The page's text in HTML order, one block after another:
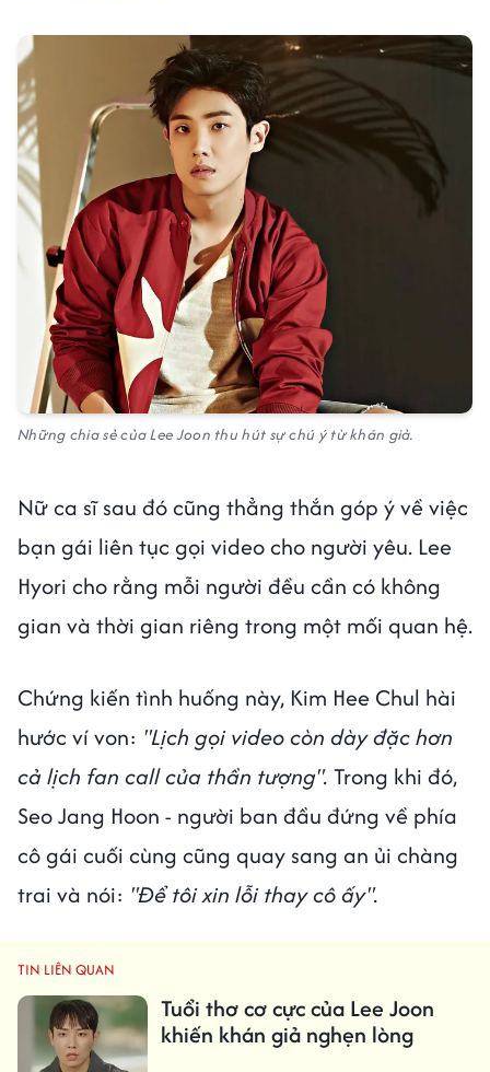
Những chia sẻ của Lee Joon thu hút sự chú ý từ khán giả.
Nữ ca sĩ sau đó cũng thẳng thắn góp ý về việc
bạn gái liên tục gọi video cho người yêu. Lee
Hyori cho rằng mỗi người đều cần có không
gian và thời gian riêng trong một mối quan hệ.
Chứng kiến tình huống này, Kim Hee Chul hài
hước ví von: "Lịch gọi video còn dày đặc hơn
cả lịch fan call của thần tượng". Trong khi đó,
Seo Jang Hoon - người ban đầu đứng về phía
cô gái cuối cùng cũng quay sang an ủi chàng
trai và nói: "Để tôi xin lỗi thay cô ấy".
TIN LIÊN QUAN
Tuổi thơ cơ cực của Lee Joon
khiến khán giả nghẹn lòng